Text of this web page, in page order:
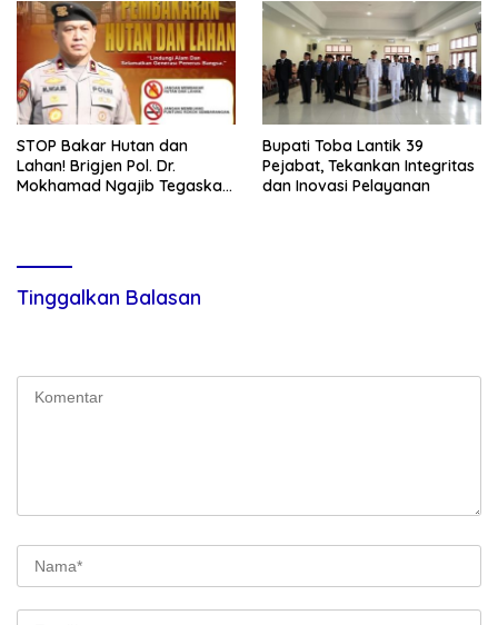
STOP Bakar Hutan dan
Lahan! Brigjen Pol. Dr.
Mokhamad Ngajib Tegaskan:
Bupati Toba Lantik 39
Pejabat, Tekankan Integritas
dan Inovasi Pelayanan
Tinggalkan Balasan